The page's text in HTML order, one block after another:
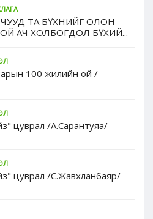
ТА БҮХНИЙГ ОЛОН
АЧ ХОЛБОГДОЛ БҮХИЙ...
100 жилийн ой /
цуврал /А.Сарантуяа/
цуврал /С.Жавхланбаяр/